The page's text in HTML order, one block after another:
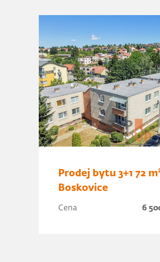
Prodej bytu 3+1 72
Boskovice
Cena 6